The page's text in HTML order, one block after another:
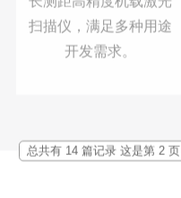
扫描仪，满足多种用途
开发需求。
总共有 14 篇记录 这是第 2 页